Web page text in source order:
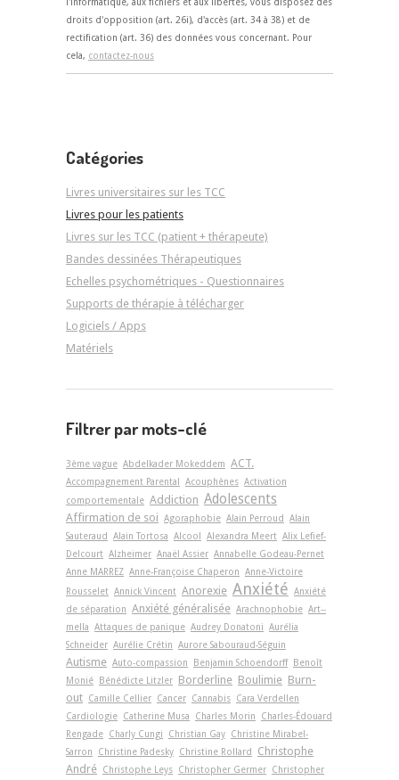
droits d'opposition (art. 26i), d'accès (art. 34 à 38) et de
rectification (art. 36) des données vous concernant. Pour
cela, contactez-nous
Catégories
Livres universitaires sur les TCC
Livres pour les patients
Livres sur les TCC (patient + thérapeute)
Bandes dessinées Thérapeutiques
Echelles psychométriques - Questionnaires
Supports de thérapie à télécharger
Logiciels / Apps
Matériels
Filtrer par mots-clé
3ème vague Abdelkader Mokeddem ACT.
Accompagnement Parental Acouphènes Activation
comportementale Addiction Adolescents
Affirmation de soi Agoraphobie Alain Perroud
Alain
Sauteraud
Alain Tortosa Alcool Alexandra Meert Alix Lefief-
Delcourt Alzheimer Anaël Assier Annabelle Godeau-Pernet
Anne MARREZ Anne-Françoise Chaperon Anne-Victoire
Rousselet Annick Vincent Anorexie Anxiété Anxiété
de séparation Anxiété généralisée Arachnophobie Art-­
mella Attaques de panique Audrey Donatoni Aurélia
Schneider Aurélie Crétin Aurore Sabouraud-Séguin
Autisme Auto-compassion Benjamin Schoendorff
Benoît
Monié
Bénédicte Litzler Borderline Boulimie Burn-
out Camille Cellier Cancer Cannabis Cara Verdellen
Cardiologie Catherine Musa Charles Morin
Charles-Édouard
Rengade Charly Cungi Christian Gay Christine Mirabel-
Sarron
Christine Padesky Christine Rollard
Christophe
André Christophe Leys Christopher Germer Christopher